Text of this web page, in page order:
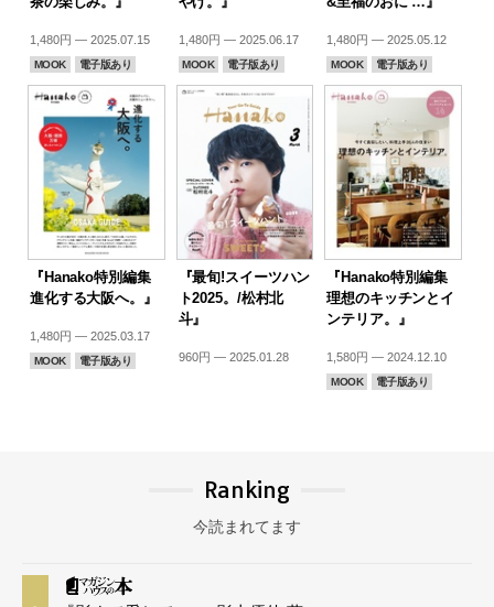
1,480円 — 2025.07.15
MOOK 電子版あり
1,480円 — 2025.06.17
MOOK 電子版あり
1,480円 — 2025.05.12
MOOK 電子版あり
『Hanako特別編集
進化する大阪へ。』
1,480円 — 2025.03.17
MOOK 電子版あり
『最旬!スイーツハン
ト2025。/松村北
斗』
960円 — 2025.01.28
『Hanako特別編集
理想のキッチンとイ
ンテリア。』
1,580円 — 2024.12.10
MOOK 電子版あり
Ranking
今読まれてます